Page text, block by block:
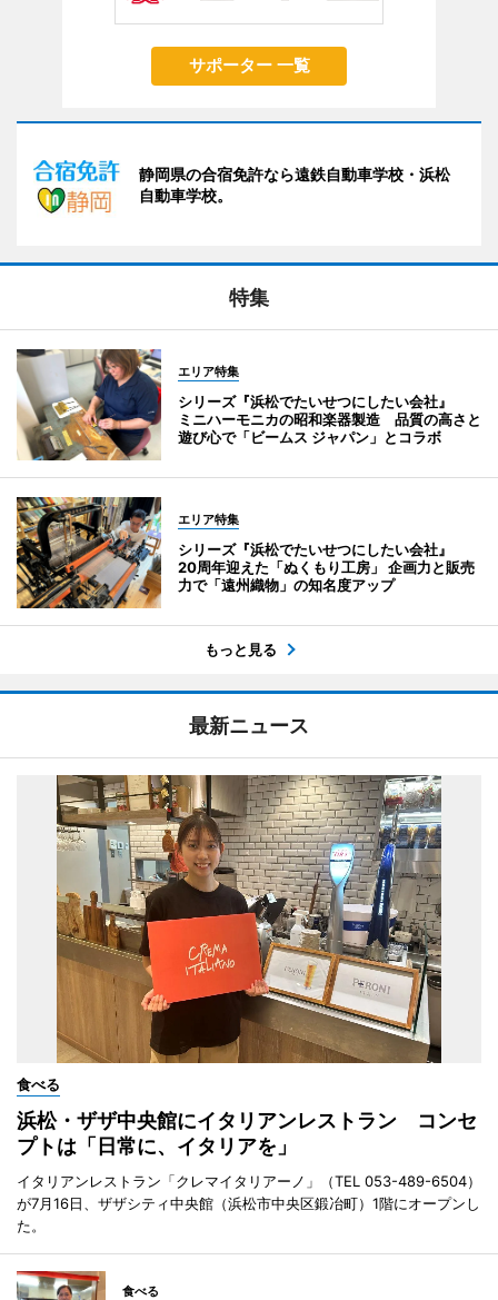
サポーター 一覧
静岡県の合宿免許なら遠鉄自動車学校・浜松
自動車学校。
特集
エリア特集
シリーズ『浜松でたいせつにしたい会社』
ミニハーモニカの昭和楽器製造 品質の高さと
遊び心で「ビームス ジャパン」とコラボ
エリア特集
シリーズ『浜松でたいせつにしたい会社』
20周年迎えた「ぬくもり工房」 企画力と販売
力で「遠州織物」の知名度アップ
もっと見る
最新ニュース
食べる
浜松・ザザ中央館にイタリアンレストラン コンセ
プトは「日常に、イタリアを」
イタリアンレストラン「クレマイタリアーノ」（TEL 053-489-6504）
が7月16日、ザザシティ中央館（浜松市中央区鍛冶町）1階にオープンし
た。
食べる